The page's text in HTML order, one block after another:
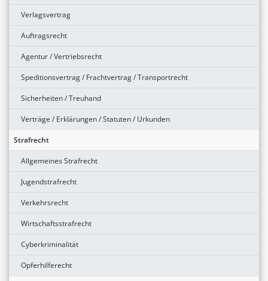
Verlagsvertrag
Auftragsrecht
Agentur / Vertriebsrecht
Speditionsvertrag / Frachtvertrag / Transportrecht
Sicherheiten / Treuhand
Verträge / Erklärungen / Statuten / Urkunden
Strafrecht
Allgemeines Strafrecht
Jugendstrafrecht
Verkehrsrecht
Wirtschaftsstrafrecht
Cyberkriminalität
Opferhilferecht